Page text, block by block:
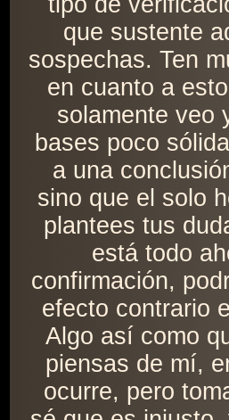
que sustente
sospechas. Ten
en cuanto a
solamente veo
bases poco
a una
sino que el solo
plantees tus
está todo
confirmación,
efecto contrario
Algo así como
piensas de mí,
ocurre, pero